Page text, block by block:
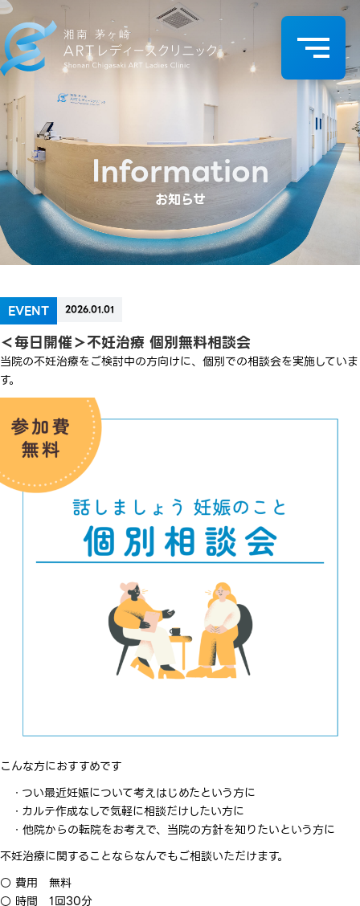
Information
お知らせ
EVENT 2026.01.01
＜毎日開催＞不妊治療 個別無料相談会
当院の不妊治療をご検討中の方向けに、個別での相談会を実施していま
す。
こんな方におすすめです
・つい最近妊娠について考えはじめたという方に
・カルテ作成なしで気軽に相談だけしたい方に
・他院からの転院をお考えで、当院の方針を知りたいという方に
不妊治療に関することならなんでもご相談いただけます。
○ 費用 無料
○ 時間 1回30分